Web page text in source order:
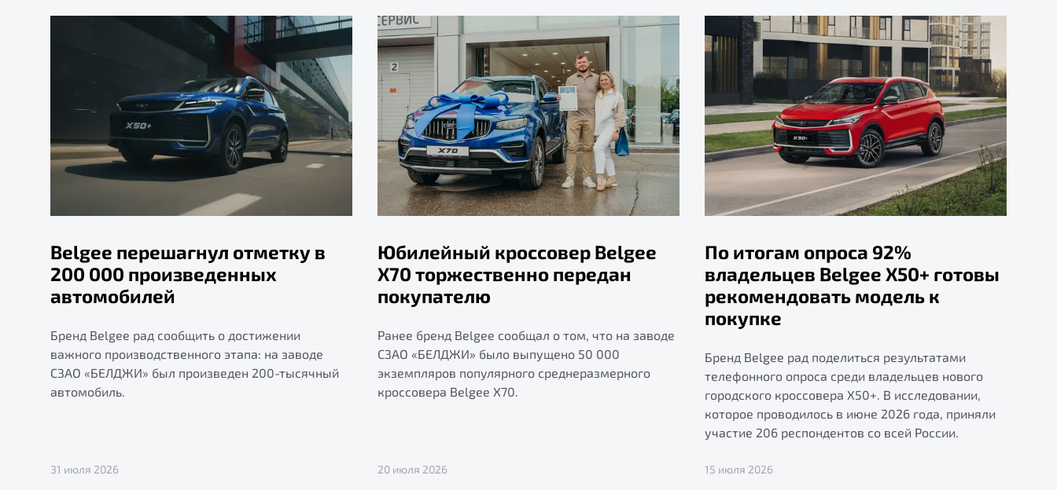
Belgee перешагнул отметку в
200 000 произведенных
автомобилей
Бренд Belgee рад сообщить о достижении
важного производственного этапа: на заводе
СЗАО «БЕЛДЖИ» был произведен 200-тысячный
автомобиль.
31 июля 2026
Юбилейный кроссовер Belgee
X70 торжественно передан
покупателю
Ранее бренд Belgee сообщал о том, что на заводе
СЗАО «БЕЛДЖИ» было выпущено 50 000
экземпляров популярного среднеразмерного
кроссовера Belgee X70.
20 июля 2026
По итогам опроса 92%
владельцев Belgee X50+ готовы
рекомендовать модель к
покупке
Бренд Belgee рад поделиться результатами
телефонного опроса среди владельцев нового
городского кроссовера X50+. В исследовании,
которое проводилось в июне 2026 года, приняли
участие 206 респондентов со всей России.
15 июля 2026